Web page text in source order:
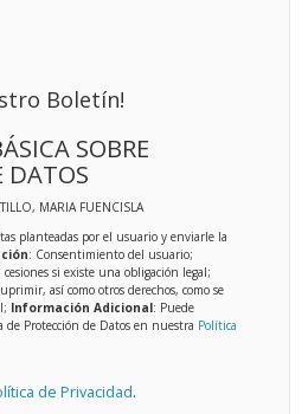
Boletín!
SOBRE
DATOS
MARIA FUENCISLA
planteadas por el usuario y enviarle la
: Consentimiento del usuario;
cesiones si existe una obligación legal;
así como otros derechos, como se
Información Adicional: Puede
Protección de Datos en nuestra Política
de Privacidad.